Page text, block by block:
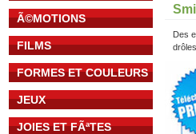
Ã©MOTIONS
FILMS
FORMES ET COULEURS
JEUX
JOIES ET FÃªTES
Des
drôles.